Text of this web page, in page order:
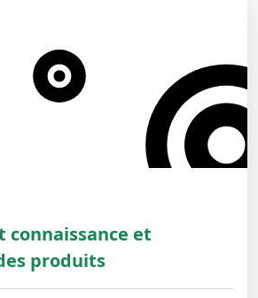
connaissance et
produits